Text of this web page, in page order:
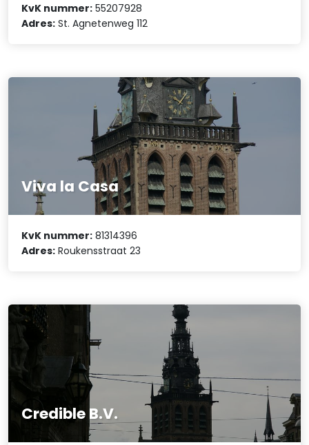
KvK nummer: 55207928
Adres: St. Agnetenweg 112
Viva la Casa
KvK nummer: 81314396
Adres: Roukensstraat 23
Credible B.V.